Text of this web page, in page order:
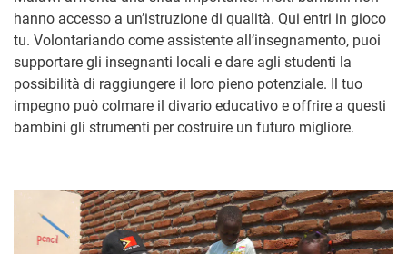
hanno accesso a un’istruzione di qualità. Qui entri in gioco
tu. Volontariando come assistente all’insegnamento, puoi
supportare gli insegnanti locali e dare agli studenti la
possibilità di raggiungere il loro pieno potenziale. Il tuo
impegno può colmare il divario educativo e offrire a questi
bambini gli strumenti per costruire un futuro migliore.